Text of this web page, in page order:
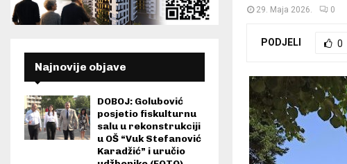
29. Maja 2026. 0
PODJELI 0
Najnovije objave
DOBOJ: Golubović
posjetio fiskulturnu
salu u rekonstrukciji
u OŠ “Vuk Stefanović
Karadžić” i uručio